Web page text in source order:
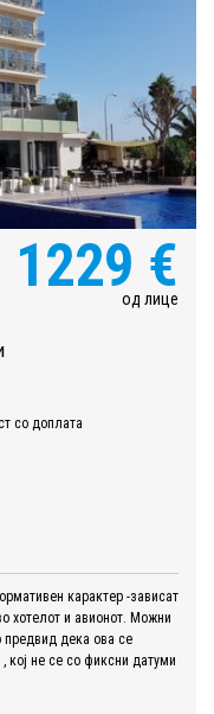
1229 €
од лице
со доплата
карактер -зависат
хотелот и авионот. Можни
предвид дека ова се
кој не се со фиксни датуми